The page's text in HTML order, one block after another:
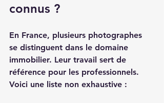
connus ?
En France, plusieurs photographes
se distinguent dans le domaine
immobilier. Leur travail sert de
référence pour les professionnels.
Voici une liste non exhaustive :